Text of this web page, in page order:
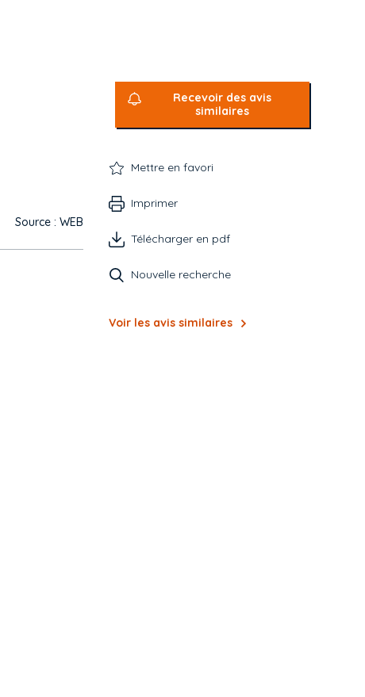
Source : WEB
Recevoir des avis
similaires
Mettre en favori
Imprimer
Télécharger en pdf
Nouvelle recherche
Voir les avis similaires